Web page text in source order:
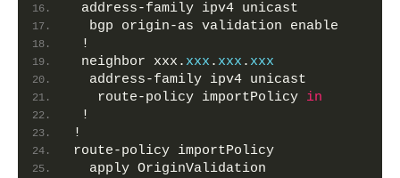
address-family ipv4 unicast
  bgp origin-as validation enable
!
neighbor xxx. xxx . xxx . xxx
  address-family ipv4 unicast
   route-policy importPolicy
in
!
!
route-policy importPolicy
  apply OriginValidation